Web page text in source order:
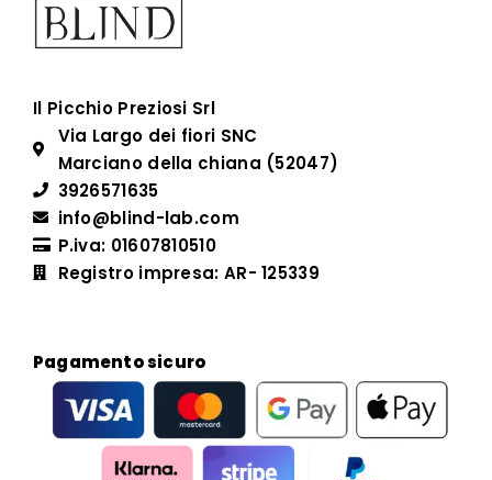
Il Picchio Preziosi Srl
Via Largo dei fiori SNC
Marciano della chiana (52047)
3926571635
info@blind-lab.com
P.iva: 01607810510
Registro impresa: AR- 125339
Pagamento sicuro